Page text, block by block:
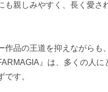
も親しみやすく、長く愛さ
作品の王道を抑えながらも
』は、多くの人に
です。